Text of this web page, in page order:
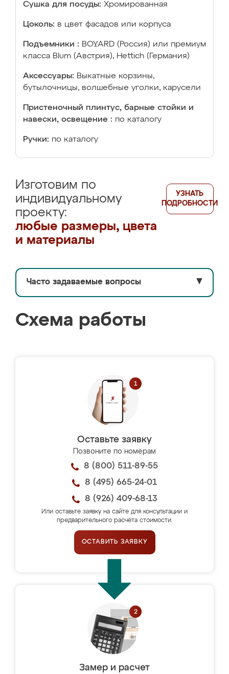
Сушка для посуды: Хромированная
Цоколь: в цвет фасадов или корпуса
Подъемники : BOYARD (Россия) или премиум
класса Blum (Австрия), Hettich (Германия)
Аксессуары: Выкатные корзины,
бутылочницы, волшебные уголки, карусели
Пристеночный плинтус, барные стойки и
навески, освещение : по каталогу
Ручки: по каталогу
Изготовим по
индивидуальному
проекту:
любые размеры, цвета
и материалы
УЗНАТЬ
ПОДРОБНОСТИ
Часто задаваемые вопросы ▼
Схема работы
Оставьте заявку
Позвоните по номерам
8 (800) 511-89-55
8 (495) 665-24-01
8 (926) 409-68-13
Или оставьте заявку на сайте для консультации и
предварительного расчёта стоимости.
ОСТАВИТЬ ЗАЯВКУ
Замер и расчет